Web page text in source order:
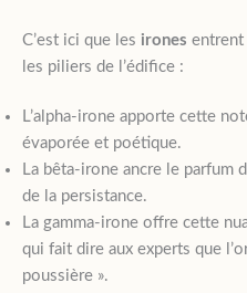
C’est ici que les irones entrent
les piliers de l’édifice :
L’alpha-irone apporte cette
évaporée et poétique.
La bêta-irone ancre le parfum
de la persistance.
La gamma-irone offre cette
qui fait dire aux experts que
poussière ».